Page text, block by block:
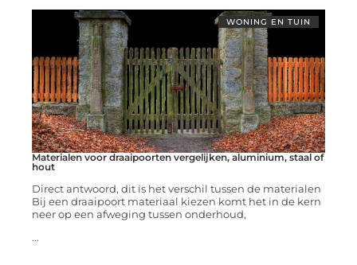
WONING EN TUIN
Materialen voor draaipoorten vergelijken, aluminium, staal of
hout
Direct antwoord, dit is het verschil tussen de materialen
Bij een draaipoort materiaal kiezen komt het in de kern
neer op een afweging tussen onderhoud,
...